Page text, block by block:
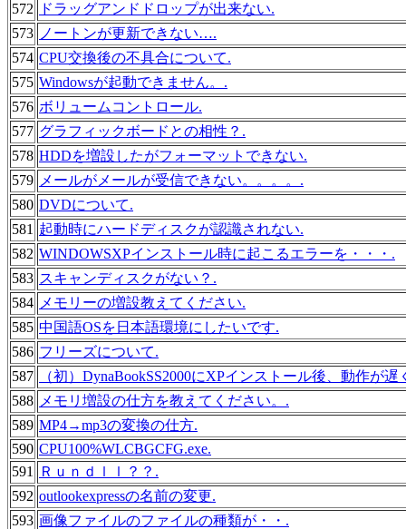
572
ドラッグアンドドロップが出来ない.
573 ノートンが更新できない….
574 CPU交換後の不具合について.
575 Windowsが起動できません。.
576 ボリュームコントロール.
577 グラフィックボードとの相性？.
578 HDDを増設したがフォーマットできない.
579 メールがメールが受信できない。。。。.
580 DVDについて.
581 起動時にハードディスクが認識されない.
582 WINDOWSXPインストール時に起こるエラーを・・・.
583 スキャンディスクがない？.
584 メモリーの増設教えてください.
585 中国語OSを日本語環境にしたいです.
586 フリーズについて.
587
（初）DynaBookSS2000にXPインストール後、動作が遅
588 メモリ増設の仕方を教えてください。.
589 MP4→mp3の変換の仕方.
590 CPU100%WLCBGCFG.exe.
591
Ｒｕｎｄｌｌ？？.
592 outlookexpressの名前の変更.
593 画像ファイルのファイルの種類が・・.